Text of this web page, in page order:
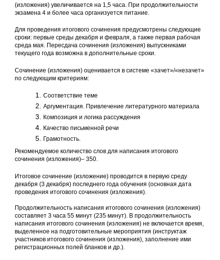
(изложения) увеличивается на 1,5 часа. При продолжительности
экзамена 4 и более часа организуется питание.
Для проведения итогового сочинения предусмотрены следующие
сроки: первые среды декабря и февраля, а также первая рабочая
среда мая. Пересдача сочинения (изложения) выпускниками
текущего года возможна в дополнительные сроки.
Сочинение (изложения) оценивается в системе «зачет»/«незачет»
по следующим критериям:
Соответствие теме
Аргументация. Привлечение литературного материала
Композиция и логика рассуждения
Качество письменной речи
Грамотность.
Рекомендуемое количество слов для написания итогового
сочинения (изложения)– 350.
Итоговое сочинение (изложение) проводится в первую среду
декабря (3 декабря) последнего года обучения (основная дата
проведения итогового сочинения (изложения).
Продолжительность написания итогового сочинения (изложения)
составляет 3 часа 55 минут (235 минут). В продолжительность
написания итогового сочинения (изложения) не включается время,
выделенное на подготовительные мероприятия (инструктаж
участников итогового сочинения (изложения), заполнение ими
регистрационных полей бланков и др.).